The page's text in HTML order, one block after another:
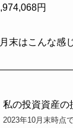
円
末はこんな感
私の投資資産の
2023年10月末時点